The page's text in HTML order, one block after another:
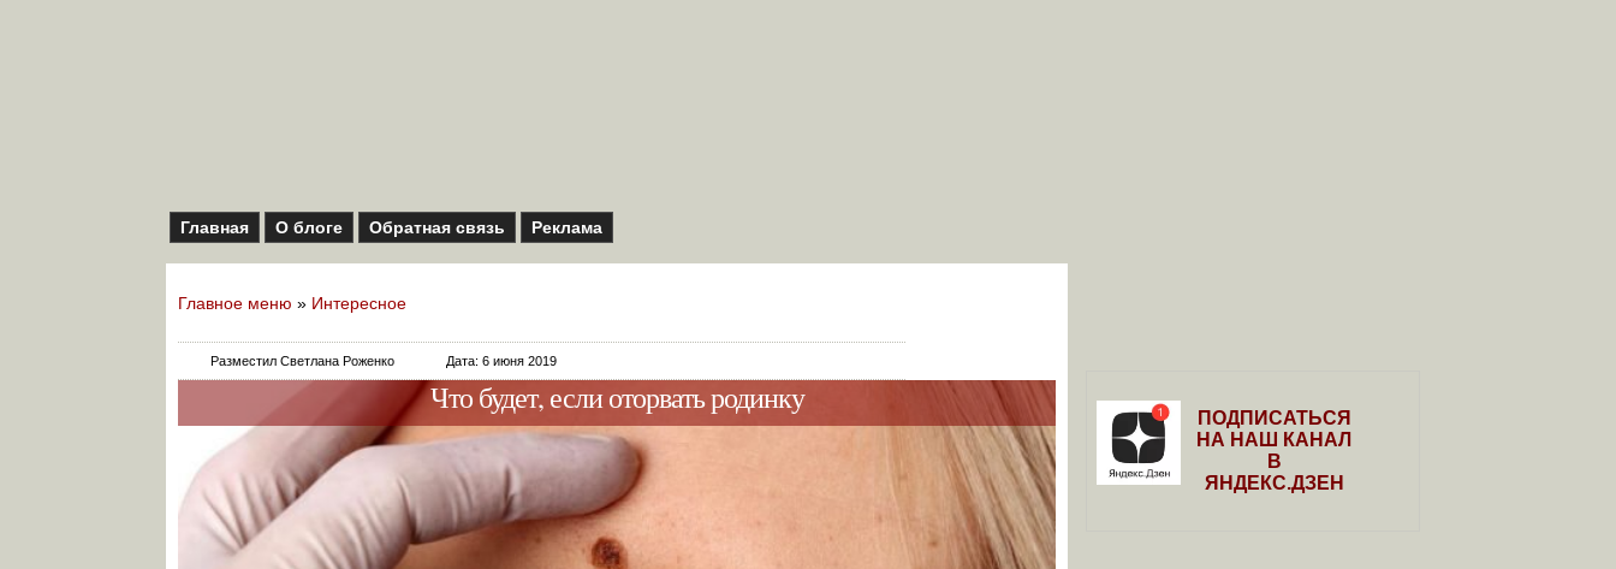
Главная О блоге Обратная связь Реклама
Главное меню » Интересное
Разместил Светлана Роженко Дата: 6 июня 2019
Что будет, если оторвать родинку
ПОДПИСАТЬСЯ
НА НАШ КАНАЛ
В
ЯНДЕКС.ДЗЕН